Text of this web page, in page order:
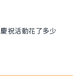
祝活動花了多少